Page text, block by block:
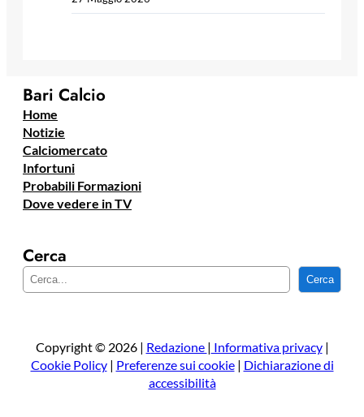
Bari Calcio
Home
Notizie
Calciomercato
Infortuni
Probabili Formazioni
Dove vedere in TV
Cerca
e
a
Cerca
Copyright © 2026 | Redazione | Informativa privacy|
Cookie Policy| Preferenze sui cookie| Dichiarazione di
accessibilità